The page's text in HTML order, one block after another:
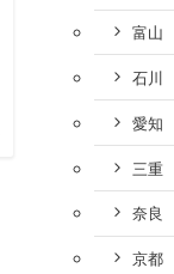
富山
石川
愛知
三重
奈良
京都